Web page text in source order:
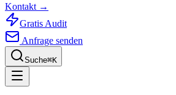
Kontakt →
Gratis Audit
Anfrage senden
Suche⌘K